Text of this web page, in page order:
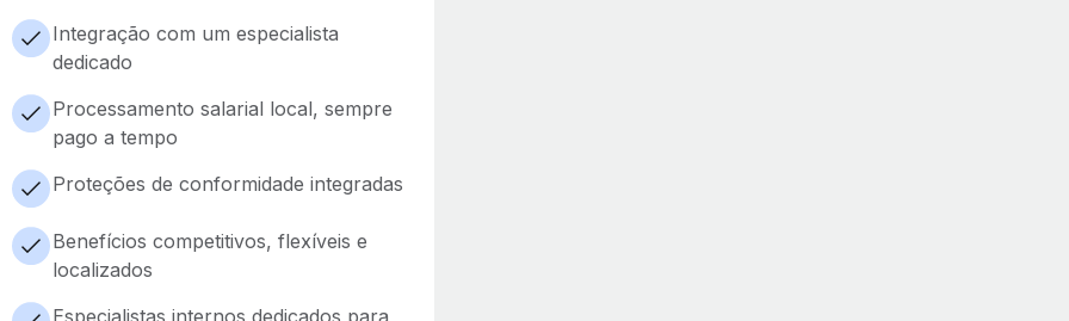
Integração com um especialista
dedicado
Processamento salarial local, sempre
pago a tempo
Proteções de conformidade integradas
Benefícios competitivos, flexíveis e
localizados
Especialistas internos dedicados para